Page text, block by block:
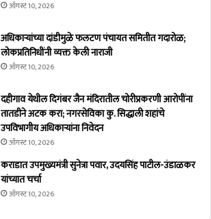
ऑगस्ट 10, 2026
अधिकाऱ्यांच्या दांडीमुळे फलटण पंचायत समितीत गदारोळ;
लोकप्रतिनिधींनी व्यक्त केली नाराजी
ऑगस्ट 10, 2026
दहीगाव येथील दिगंबर जैन मंदिरातील चोरीप्रकरणी आरोपींना
तातडीने अटक करा; नगरसेविका कु. सिद्धाली शहांचे
उपविभागीय अधिकाऱ्यांना निवेदन
ऑगस्ट 10, 2026
कराडात उपमुख्यमंत्री सुनेत्रा पवार, उदयसिंह पाटील-उंडाळकर
यांच्यात चर्चा
ऑगस्ट 10, 2026